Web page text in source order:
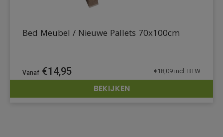
DETAILS
Bed Meubel / Nieuwe Pallets 70x100cm
€14,95 €18,09 incl. BTW
BEKIJKEN